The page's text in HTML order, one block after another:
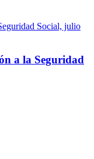
a la Seguridad